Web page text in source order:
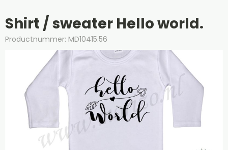
Shirt / sweater Hello world.
Productnummer: MD10415.56